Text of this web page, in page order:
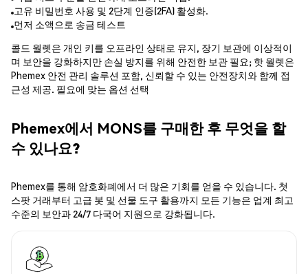
고유 비밀번호 사용 및 2단계 인증(2FA) 활성화.
먼저 소액으로 송금 테스트
콜드 월렛은 개인 키를 오프라인 상태로 유지, 장기 보관에 이상적이
며 보안을 강화하지만 손실 방지를 위해 안전한 보관 필요; 핫 월렛은
Phemex 안전 관리 솔루션 포함, 신뢰할 수 있는 안전장치와 함께 접
근성 제공. 필요에 맞는 옵션 선택
Phemex에서 MONS를 구매한 후 무엇을 할
수 있나요?
Phemex를 통해 암호화폐에서 더 많은 기회를 얻을 수 있습니다. 첫
스팟 거래부터 고급 봇 및 선물 도구 활용까지 모든 기능은 업계 최고
수준의 보안과 24/7 다국어 지원으로 강화됩니다.